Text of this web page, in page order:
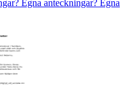
Egna anteckningar? Egna